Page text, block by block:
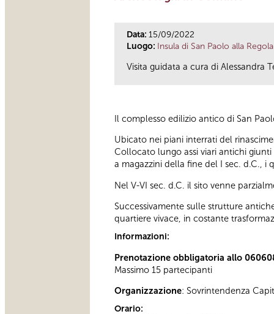
Data: 15/09/2022
Luogo: Insula di San Paolo alla Regola
Visita guidata a cura di Alessandra
Il complesso edilizio antico di San
Ubicato nei piani interrati del
Collocato lungo assi viari antichi
a magazzini della fine del I sec. d.C.,
Nel V-VI sec. d.C. il sito venne
Successivamente sulle strutture
quartiere vivace, in costante
Informazioni:
Prenotazione obbligatoria allo
Massimo 15 partecipanti
Organizzazione: Sovrintendenza
Orario: